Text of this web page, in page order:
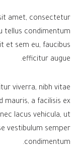
amet, consectetur
tellus condimentum
et sem eu, faucibus
efficitur augue.
viverra, nibh vitae
mauris, a facilisis ex
lacus vehicula, ut
vestibulum semper
condimentum.